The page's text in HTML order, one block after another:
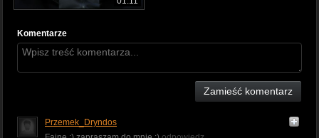
Komentarze
Zamieść komentarz
Przemek_Dryndos